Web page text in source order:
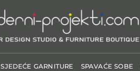
SJEDEĆE GARNITURE SPAVAĆE SOBE